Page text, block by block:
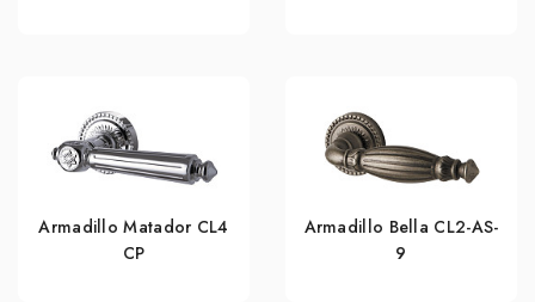
Armadillo Matador CL4
СР
Armadillo Bella CL2-AS-
9